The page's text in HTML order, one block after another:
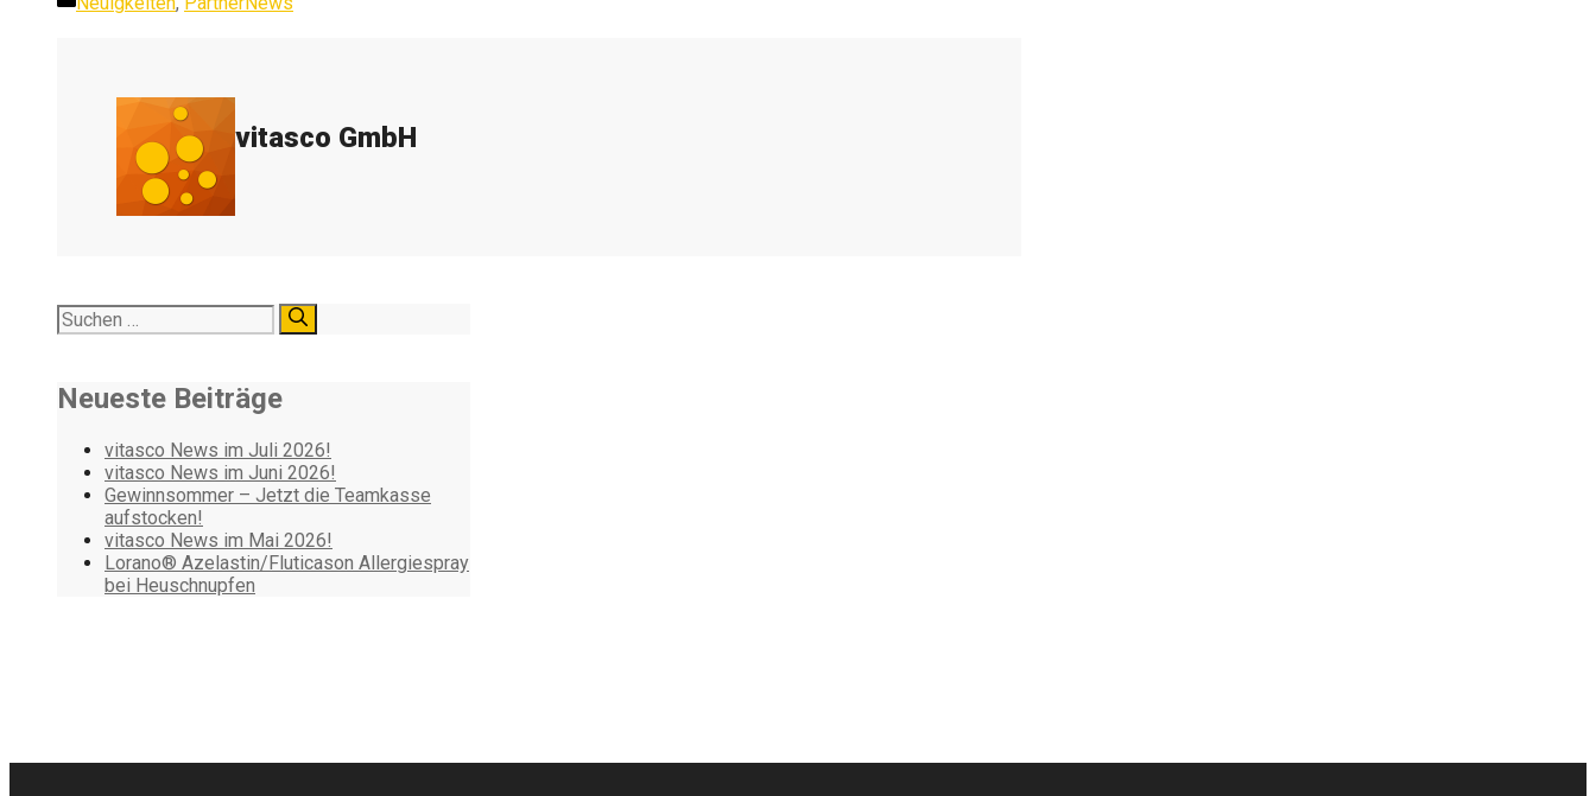
vitasco GmbH
Suchen
nach:
Neueste Beiträge
vitasco News im Juli 2026!
vitasco News im Juni 2026!
Gewinnsommer – Jetzt die Teamkasse
aufstocken!
vitasco News im Mai 2026!
Lorano® Azelastin/Fluticason Allergiespray
bei Heuschnupfen